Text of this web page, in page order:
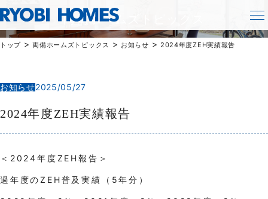
TOPICS
両備ホームズトピックス
トップ >両備ホームズトピックス > お知らせ > 2024年度ZEH実績報告
お知らせ2025/05/27
2024年度ZEH実績報告
＜2024年度ZEH報告＞
過年度のZEH普及実績（5年分）